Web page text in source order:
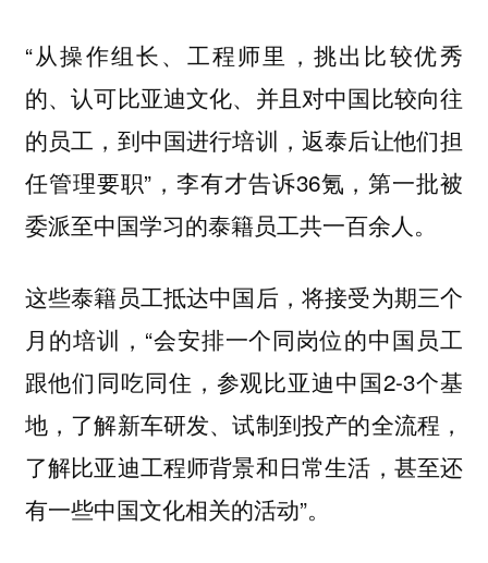
“从操作组长、工程师里，挑出比较优秀
的、认可比亚迪文化、并且对中国比较向往
的员工，到中国进行培训，返泰后让他们担
任管理要职”，李有才告诉36氪，第一批被
委派至中国学习的泰籍员工共一百余人。
这些泰籍员工抵达中国后，将接受为期三个
月的培训，“会安排一个同岗位的中国员工
跟他们同吃同住，参观比亚迪中国2-3个基
地，了解新车研发、试制到投产的全流程，
了解比亚迪工程师背景和日常生活，甚至还
有一些中国文化相关的活动”。